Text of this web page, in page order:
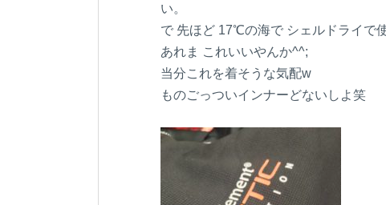
い。
で 先ほど 17℃の海で シェルドライで
あれま これいいやんか^^;
当分これを着そうな気配w
ものごっついインナーどないしよ笑